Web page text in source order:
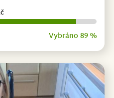
Vybráno 89 %